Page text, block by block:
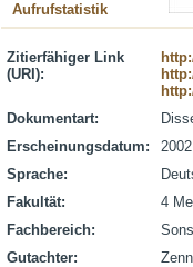
Aufrufstatistik
Zitierfähiger Link
(URI):
Dokumentart:
Erscheinungsdatum:
2002
Sprache:
Fakultät:
4
Fachbereich:
Gutachter: